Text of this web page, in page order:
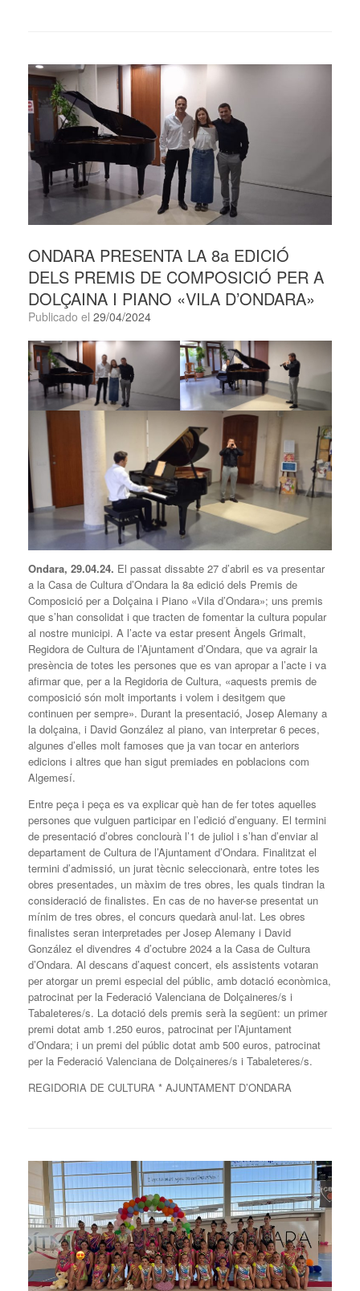
ONDARA PRESENTA LA 8a EDICIÓ
DELS PREMIS DE COMPOSICIÓ PER A
DOLÇAINA I PIANO «VILA D’ONDARA»
Publicado el 29/04/2024
Ondara, 29.04.24. El passat dissabte 27 d’abril es va presentar
a la Casa de Cultura d’Ondara la 8a edició dels Premis de
Composició per a Dolçaina i Piano «Vila d’Ondara»; uns premis
que s’han consolidat i que tracten de fomentar la cultura popular
al nostre municipi. A l’acte va estar present Àngels Grimalt,
Regidora de Cultura de l’Ajuntament d’Ondara, que va agrair la
presència de totes les persones que es van apropar a l’acte i va
afirmar que, per a la Regidoria de Cultura, «aquests premis de
composició són molt importants i volem i desitgem que
continuen per sempre». Durant la presentació, Josep Alemany a
la dolçaina, i David González al piano, van interpretar 6 peces,
algunes d’elles molt famoses que ja van tocar en anteriors
edicions i altres que han sigut premiades en poblacions com
Algemesí.
Entre peça i peça es va explicar què han de fer totes aquelles
persones que vulguen participar en l’edició d’enguany. El termini
de presentació d’obres conclourà l’1 de juliol i s’han d’enviar al
departament de Cultura de l’Ajuntament d’Ondara. Finalitzat el
termini d’admissió, un jurat tècnic seleccionarà, entre totes les
obres presentades, un màxim de tres obres, les quals tindran la
consideració de finalistes. En cas de no haver-se presentat un
mínim de tres obres, el concurs quedarà anul·lat. Les obres
finalistes seran interpretades per Josep Alemany i David
González el divendres 4 d’octubre 2024 a la Casa de Cultura
d’Ondara. Al descans d’aquest concert, els assistents votaran
per atorgar un premi especial del públic, amb dotació econòmica,
patrocinat per la Federació Valenciana de Dolçaineres/s i
Tabaleteres/s. La dotació dels premis serà la següent: un primer
premi dotat amb 1.250 euros, patrocinat per l’Ajuntament
d’Ondara; i un premi del públic dotat amb 500 euros, patrocinat
per la Federació Valenciana de Dolçaineres/s i Tabaleteres/s.
REGIDORIA DE CULTURA * AJUNTAMENT D’ONDARA